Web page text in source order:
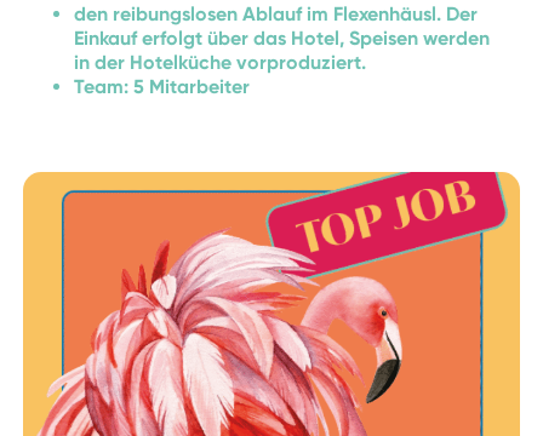
den reibungslosen Ablauf im Flexenhäusl. Der
Einkauf erfolgt über das Hotel, Speisen werden
in der Hotelküche vorproduziert.
Team: 5 Mitarbeiter